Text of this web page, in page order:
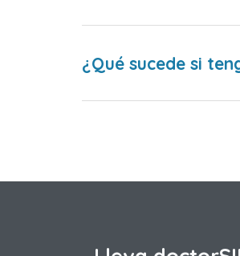
¿Qué sucede si